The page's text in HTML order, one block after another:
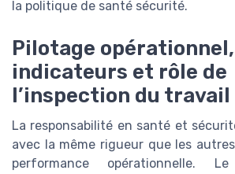
la politique de santé sécurité.
Pilotage opérationnel,
indicateurs et rôle de
l’inspection du travail
La responsabilité en santé et
avec la même rigueur que les
performance opérationnelle.